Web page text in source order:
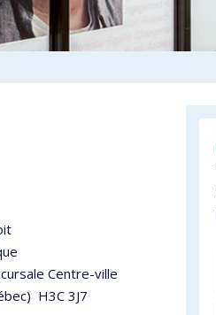
Centre-ville
H3C 3J7